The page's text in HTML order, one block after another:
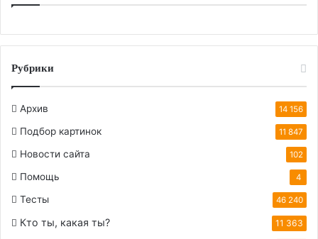
Рубрики
Архив 14 156
Подбор картинок 11 847
Новости сайта 102
Помощь 4
Тесты 46 240
Кто ты, какая ты? 11 363